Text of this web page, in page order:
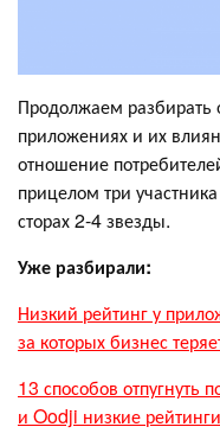
Продолжаем
приложениях и их
отношение
прицелом три
сторах 2-4 звезды.
Уже разбирали:
Низкий рейтинг у
за которых бизнес
13 способов отпугнуть
и Oodji низкие